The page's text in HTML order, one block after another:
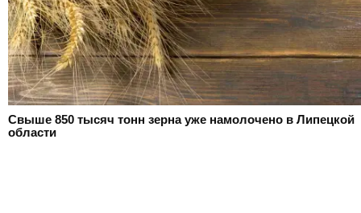
Свыше 850 тысяч тонн зерна уже намолочено в Липецкой
области